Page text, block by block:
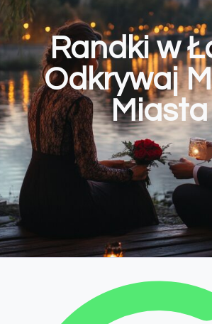
Randki w
Odkrywaj
Miasta